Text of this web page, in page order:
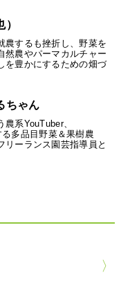
農するも挫折し、野菜を
然農やパーマカルチャー
を豊かにするための畑づ
ちゃん
農系YouTuber、
多品目野菜＆果樹農
リーランス園芸指導員と